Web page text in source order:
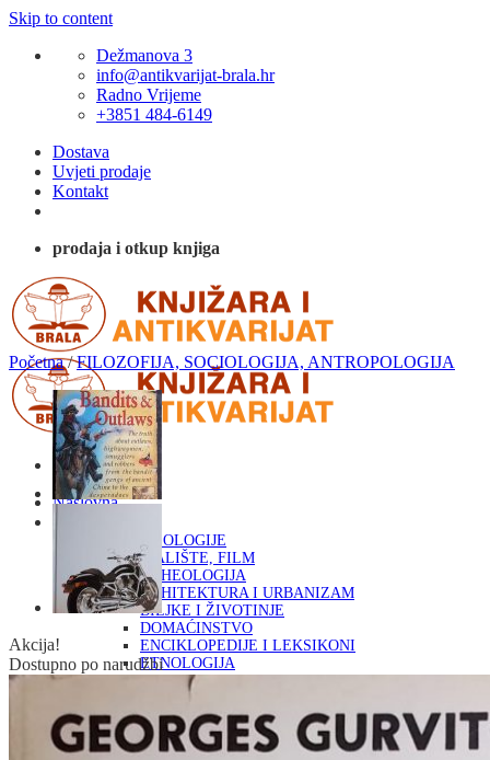
Skip to content
Dežmanova 3
info@antikvarijat-brala.hr
Radno Vrijeme
+3851 484-6149
Dostava
Uvjeti prodaje
Kontakt
prodaja i otkup knjiga
Naslovna
OD ARHEOLOGIJE
DO KAZALIŠTE, FILM
ARHEOLOGIJA
ARHITEKTURA I URBANIZAM
BILJKE I ŽIVOTINJE
DOMAĆINSTVO
ENCIKLOPEDIJE I LEKSIKONI
ETNOLOGIJA
FILOZOFIJA, SOCIOLOGIJA, ANTROPOLOGIJA
FOTOGRAFIJA
GLAZBENA UMJETNOST
KAZALIŠTE, FILM
OD KNJIŽEVNOST
Početna / FILOZOFIJA, SOCIOLOGIJA, ANTROPOLOGIJA
Akcija!
Dostupno po narudžbi